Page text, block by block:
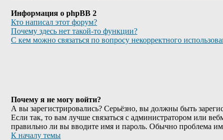
Информация о phpBB 2
Кто написал этот форум?
Почему здесь нет такой-то функции?
С кем можно связаться по вопросу некорректного
Почему я не могу войти?
А вы зарегистрировались? Серьёзно, вы должны быть
Если так, то вам лучше связаться с администратором или
правильно ли вы вводите имя и пароль. Обычно проблема
К началу темы